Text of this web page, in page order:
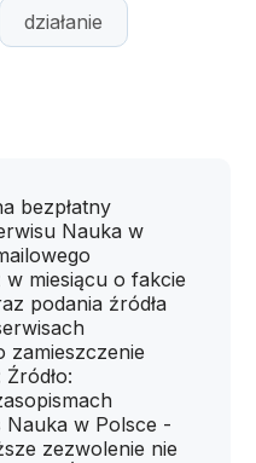
działanie
bezpłatny
Nauka w
miesiącu o fakcie
podania źródła
zamieszczenie
Nauka w Polsce -
zezwolenie nie